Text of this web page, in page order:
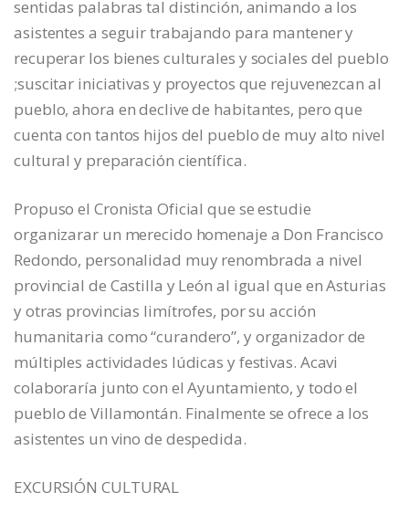
sentidas palabras tal distinción, animando a los
asistentes a seguir trabajando para mantener y
recuperar los bienes culturales y sociales del pueblo
;suscitar iniciativas y proyectos que rejuvenezcan al
pueblo, ahora en declive de habitantes, pero que
cuenta con tantos hijos del pueblo de muy alto nivel
cultural y preparación científica.
Propuso el Cronista Oficial que se estudie
organizarar un merecido homenaje a Don Francisco
Redondo, personalidad muy renombrada a nivel
provincial de Castilla y León al igual que en Asturias
y otras provincias limítrofes, por su acción
humanitaria como “curandero”, y organizador de
múltiples actividades lúdicas y festivas. Acavi
colaboraría junto con el Ayuntamiento, y todo el
pueblo de Villamontán. Finalmente se ofrece a los
asistentes un vino de despedida.
EXCURSIÓN CULTURAL